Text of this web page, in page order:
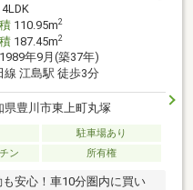
4LDK
110.95m2
187.45m2
1989年9月(築37年)
線 江島駅 徒歩3分
県豊川市東上町丸塚
駐車場あり
ン 所有権
も安心！車10分圏内に買い